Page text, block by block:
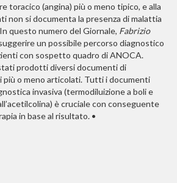
toracico (angina) più o meno tipico, e alla
non si documenta la presenza di malattia
questo numero del Giornale, Fabrizio
un possibile percorso diagnostico
con sospetto quadro di ANOCA.
prodotti diversi documenti di
più o meno articolati. Tutti i documenti
invasiva (termodiluizione a boli e
è cruciale con conseguente
in base al risultato. •